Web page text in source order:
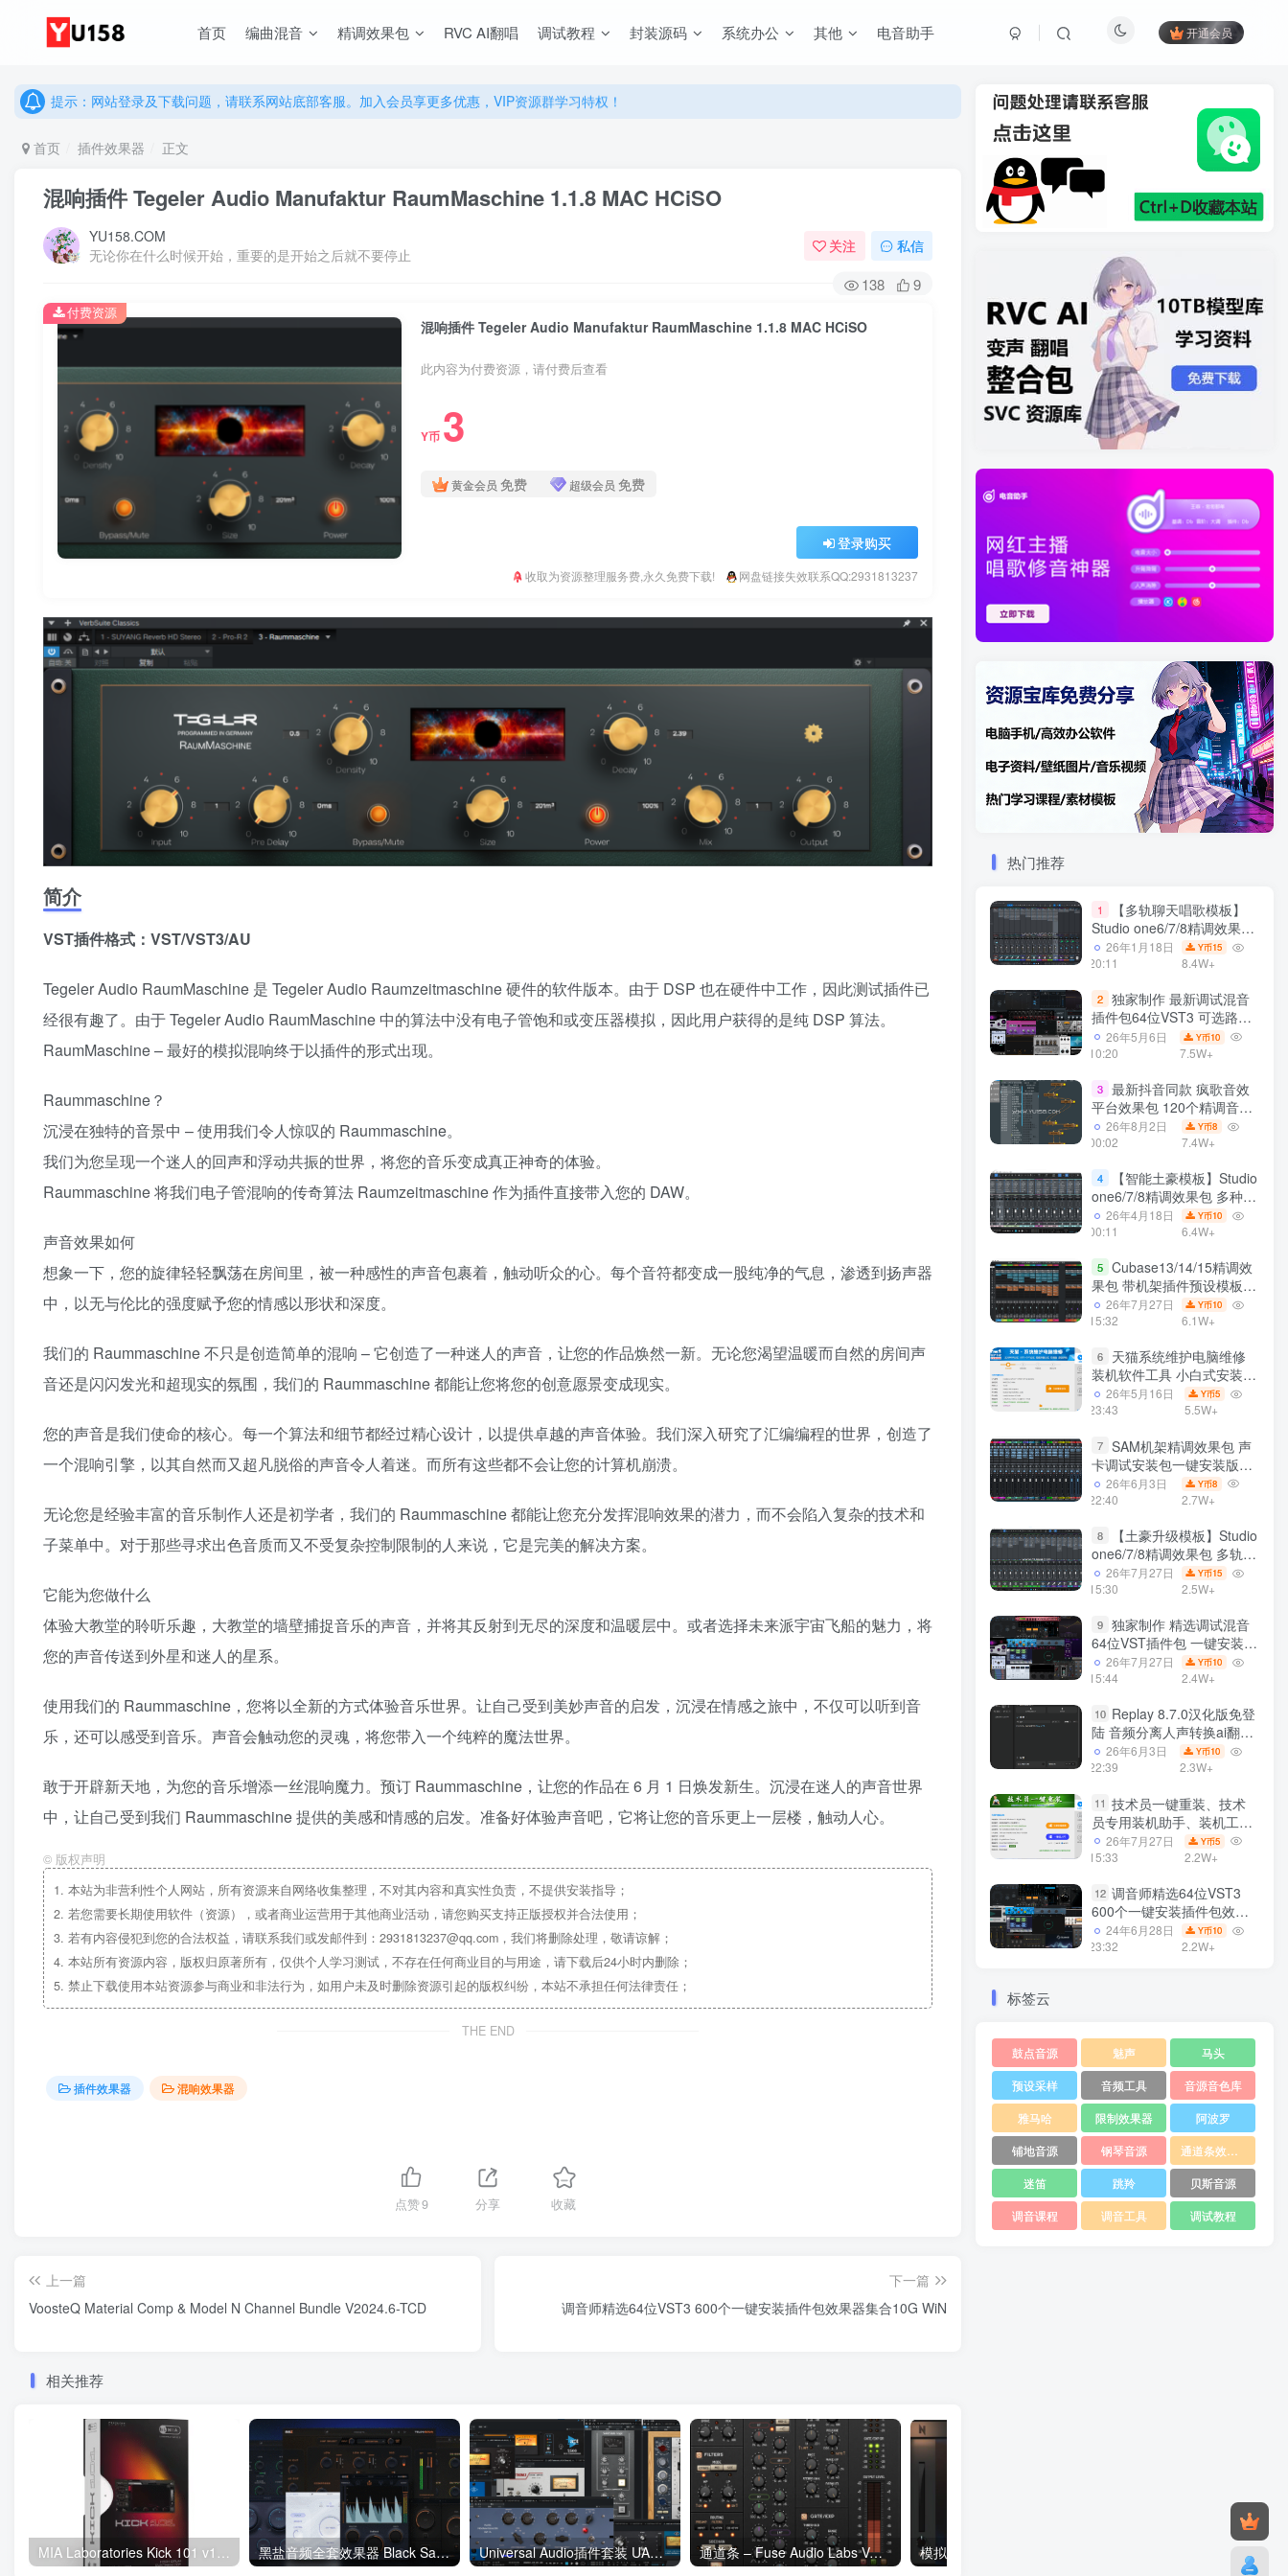
首页 编曲混音 精调效果包 RVC AI翻唱 调试教程 封装源码 系统办公 其他 电音助手 开通会员
提示：网站登录及下载问题，请联系网站底部客服。加入会员享更多优惠，VIP资源群学习特权！
提示：网站登录及下载问题，请联系网站底部客服。加入会员享更多优惠，VIP资源群学习特权！
首页 插件效果器 正文
混响插件 Tegeler Audio Manufaktur RaumMaschine 1.1.8 MAC HCiSO
YU158.COM
无论你在什么时候开始，重要的是开始之后就不要停止
关注 私信
138 9
混响插件 Tegeler Audio Manufaktur RaumMaschine 1.1.8 MAC HCiSO
此内容为付费资源，请付费后查看
Y币 3
黄金会员 免费 超级会员 免费
登录购买
收取为资源整理服务费,永久免费下载! 网盘链接失效联系QQ:2931813237
付费资源
简介
VST插件格式：VST/VST3/AU
Tegeler Audio RaumMaschine 是 Tegeler Audio Raumzeitmaschine 硬件的软件版本。由于 DSP 也在硬件中工作，因此测试插件已
经很有趣了。由于 Tegeler Audio RaumMaschine 中的算法中没有电子管饱和或变压器模拟，因此用户获得的是纯 DSP 算法。
RaumMaschine – 最好的模拟混响终于以插件的形式出现。
Raummaschine？
沉浸在独特的音景中 – 使用我们令人惊叹的 Raummaschine。
我们为您呈现一个迷人的回声和浮动共振的世界，将您的音乐变成真正神奇的体验。
Raummaschine 将我们电子管混响的传奇算法 Raumzeitmaschine 作为插件直接带入您的 DAW。
声音效果如何
想象一下，您的旋律轻轻飘荡在房间里，被一种感性的声音包裹着，触动听众的心。每个音符都变成一股纯净的气息，渗透到扬声器
中，以无与伦比的强度赋予您的情感以形状和深度。
我们的 Raummaschine 不只是创造简单的混响 – 它创造了一种迷人的声音，让您的作品焕然一新。无论您渴望温暖而自然的房间声
音还是闪闪发光和超现实的氛围，我们的 Raummaschine 都能让您将您的创意愿景变成现实。
您的声音是我们使命的核心。每一个算法和细节都经过精心设计，以提供卓越的声音体验。我们深入研究了汇编编程的世界，创造了
一个混响引擎，以其自然而又超凡脱俗的声音令人着迷。而所有这些都不会让您的计算机崩溃。
无论您是经验丰富的音乐制作人还是初学者，我们的 Raummaschine 都能让您充分发挥混响效果的潜力，而不会陷入复杂的技术和
子菜单中。对于那些寻求出色音质而又不受复杂控制限制的人来说，它是完美的解决方案。
它能为您做什么
体验大教堂的聆听乐趣，大教堂的墙壁捕捉音乐的声音，并将其反射到无尽的深度和温暖层中。或者选择未来派宇宙飞船的魅力，将
您的声音传送到外星和迷人的星系。
使用我们的 Raummaschine，您将以全新的方式体验音乐世界。让自己受到美妙声音的启发，沉浸在情感之旅中，不仅可以听到音
乐，还可以感受到音乐。声音会触动您的灵魂，将您带入一个纯粹的魔法世界。
敢于开辟新天地，为您的音乐增添一丝混响魔力。预订 Raummaschine，让您的作品在 6 月 1 日焕发新生。沉浸在迷人的声音世界
中，让自己受到我们 Raummaschine 提供的美感和情感的启发。准备好体验声音吧，它将让您的音乐更上一层楼，触动人心。
© 版权声明
1. 本站为非营利性个人网站，所有资源来自网络收集整理，不对其内容和真实性负责，不提供安装指导；
2. 若您需要长期使用软件（资源），或者商业运营用于其他商业活动，请您购买支持正版授权并合法使用；
3. 若有内容侵犯到您的合法权益，请联系我们或发邮件到：2931813237@qq.com，我们将删除处理，敬请谅解；
4. 本站所有资源内容，版权归原著所有，仅供个人学习测试，不存在任何商业目的与用途，请下载后24小时内删除；
5. 禁止下载使用本站资源参与商业和非法行为，如用户未及时删除资源引起的版权纠纷，本站不承担任何法律责任；
THE END
插件效果器 混响效果器
点赞9 分享 收藏
上一篇
VoosteQ Material Comp & Model N Channel Bundle V2024.6-TCD
下一篇
调音师精选64位VST3 600个一键安装插件包效果器集合10G WiN
相关推荐
MIA Laboratories Kick 101 v1.0.0 WiN 黑盐音频全套效果器 Black Salt Audio Artist Pass Plugins Bundle v2026.03 Incl Patched and Keygen-R2R WiN Universal Audio插件套装 UAD2500 550 560 LA-2A 3A 1176一键安装高仿版本 WiN 通道条 – Fuse Audio Labs VCS-1 v1.0.0 WIN OSX Incl Keygen
热门推荐
1
【多轨聊天唱歌模板】
Studio one6/7/8精调效果包
多种效果模式 声卡调试好直
播预设模板
26年1月18日
20:11
Y币15
8.4W+
2 独家制作 最新调试混音
插件包64位VST3 可选路径
一键安装550个效果器合集
v3.0 WiN 支持定制
26年5月6日
10:20
Y币10
7.5W+
3 最新抖音同款 疯歌音效
平台效果包 120个精调音效
包+软件自带170个音效
+600个插件 带安装教程全
26年8月2日
00:02
Y币8
7.4W+
4
【智能土豪模板】Studio
one6/7/8精调效果包 多种效
果模式可选 声卡调试好预设
带插件全套文件
26年4月18日
00:11
Y币10
6.4W+
5 Cubase13/14/15精调效
果包 带机架插件预设模板
声卡调试好效果工程文件
26年7月27日
15:32
Y币10
6.1W+
6
天猫系统维护电脑维修
装机软件工具 小白式安装
完全一键安装系统 电脑系统
装机软件 一键重装系统
26年5月16日
23:43
Y币5
5.5W+
7 SAM机架精调效果包 声
卡调试安装包一键安装版模
板 带插件预设效果文件
26年6月3日
22:40
Y币8
2.7W+
8
【土豪升级模板】Studio
one6/7/8精调效果包 多轨道
效果模式可选 声卡调试好预
设模板 带插件全套文件
26年7月27日
15:30
Y币15
2.5W+
9 独家制作 精选调试混音
64位VST插件包 一键安装
600个效果器合集v2.0 WiN
支持定制
26年7月27日
15:44
Y币10
2.4W+
10 Replay 8.7.0汉化版免登
陆 音频分离人声转换ai翻唱
支持50系显卡 一键安装
WiN
26年6月3日
22:39
Y币10
2.3W+
11 技术员一键重装、技术
员专用装机助手、装机工
具、电脑系统装机软件丶一
键安装系统
26年7月27日
15:33
Y币5
2.2W+
12 调音师精选64位VST3
600个一键安装插件包效果
器集合10G WiN
24年6月28日
23:32
Y币10
2.2W+
标签云
鼓点音源 魅声
马头
预设采样
音频工具
音源音色库
雅马哈
限制效果器
阿波罗
铺地音源
钢琴音源
通道条效果器
迷笛
跳羚
贝斯音源
调音课程
调音工具 调试教程